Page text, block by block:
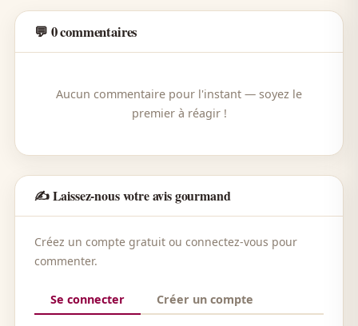
💬 0 commentaires
Aucun commentaire pour l'instant — soyez le
premier à réagir !
✍️ Laissez-nous votre avis gourmand
Créez un compte gratuit ou connectez-vous pour
commenter.
Se connecter Créer un compte